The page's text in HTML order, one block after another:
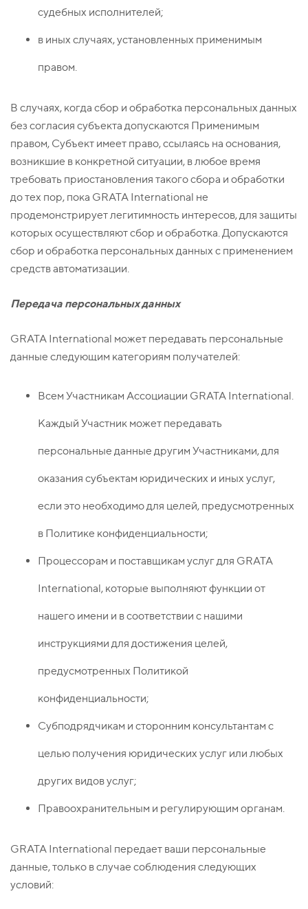
судебных исполнителей;
в иных случаях, установленных применимым
правом.
В случаях, когда сбор и обработка персональных данных
без согласия субъекта допускаются Применимым
правом, Субъект имеет право, ссылаясь на основания,
возникшие в конкретной ситуации, в любое время
требовать приостановления такого сбора и обработки
до тех пор, пока GRATA International не
продемонстрирует легитимность интересов, для защиты
которых осуществляют сбор и обработка. Допускаются
сбор и обработка персональных данных с применением
средств автоматизации.
Передача персональных данных
GRATA International может передавать персональные
данные следующим категориям получателей:
Всем Участникам Ассоциации GRATA International.
Каждый Участник может передавать
персональные данные другим Участниками, для
оказания субъектам юридических и иных услуг,
если это необходимо для целей, предусмотренных
в Политике конфиденциальности;
Процессорам и поставщикам услуг для GRATA
International, которые выполняют функции от
нашего имени и в соответствии с нашими
инструкциями для достижения целей,
предусмотренных Политикой
конфиденциальности;
Субподрядчикам и сторонним консультантам с
целью получения юридических услуг или любых
других видов услуг;
Правоохранительным и регулирующим органам.
GRATA International передает ваши персональные
данные, только в случае соблюдения следующих
условий: